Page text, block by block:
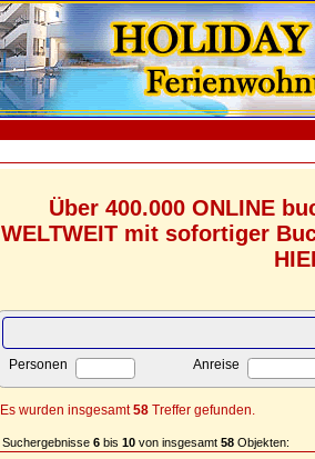
Über 400.000 ONLINE
WELTWEIT mit sofortiger
Personen Anreise
Es wurden insgesamt58Treffer gefunden.
Suchergebnisse 6bis 10von insgesamt 58Objekten: